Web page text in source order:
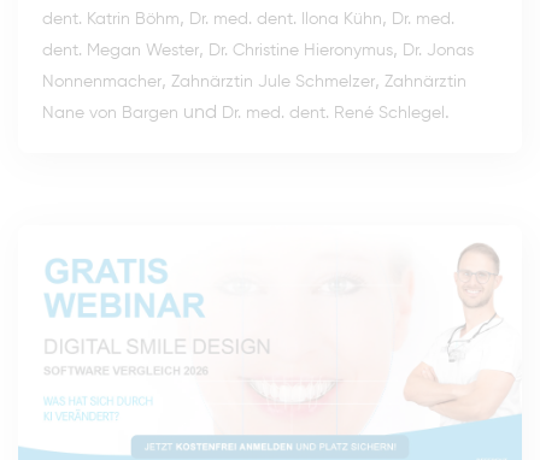
dent. Katrin Böhm, Dr. med. dent. Ilona Kühn, Dr. med.
dent. Megan Wester, Dr. Christine Hieronymus, Dr. Jonas
Nonnenmacher, Zahnärztin Jule Schmelzer, Zahnärztin
Nane von Bargen und Dr. med. dent. René Schlegel .